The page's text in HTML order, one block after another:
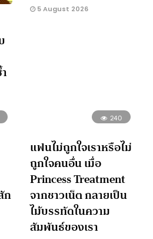
5 August 2026
ก
240
แฟนไม่ถูกใจเราหรือไม่
ถูกใจคนอื่น เมื่อ
Princess Treatment
จากชาวเน็ต กลายเป็น
ไม้บรรทัดในความ
สัมพันธ์ของเรา